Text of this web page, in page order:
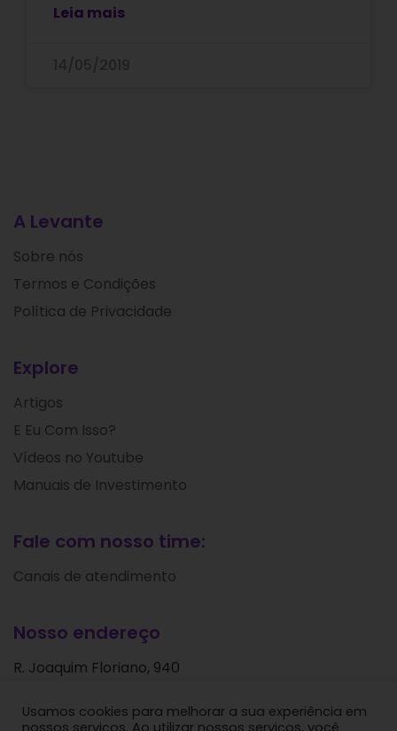
Leia mais
A Levante
Sobre nós
Termos e Condições
Política de Privacidade
Explore
Artigos
E Eu Com Isso?
Vídeos no Youtube
Manuais de Investimento
Fale com nosso time:
Canais de atendimento
Nosso endereço
R. Joaquim Floriano, 940
São Paulo - SP
Usamos cookies para melhorar a sua experiência em
nossos serviços. Ao utilizar nossos serviços, você